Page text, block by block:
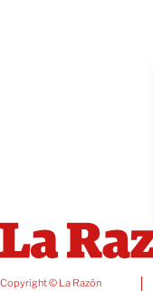
Copyright © La Razón